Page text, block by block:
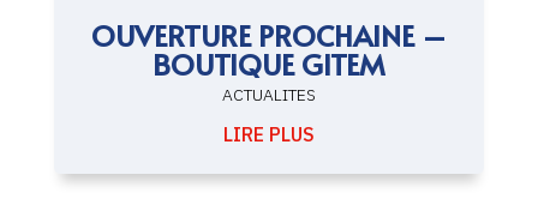
OUVERTURE PROCHAINE –
BOUTIQUE GITEM
ACTUALITES
LIRE PLUS